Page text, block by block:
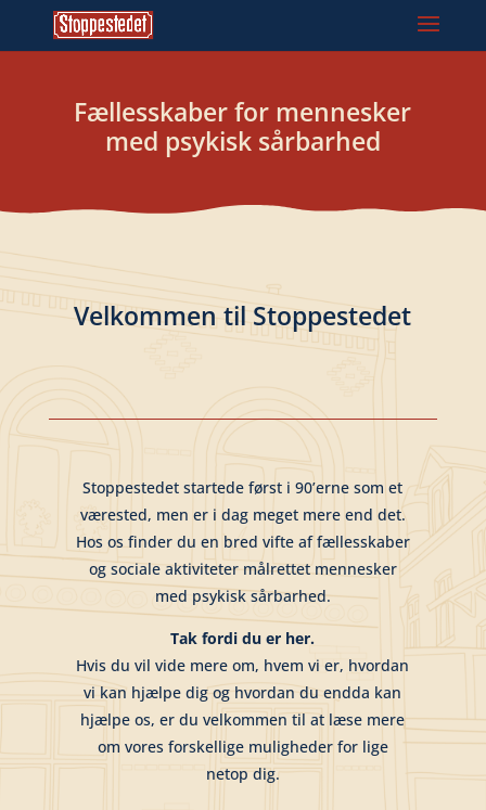
Fællesskaber for mennesker
med psykisk sårbarhed
Velkommen til Stoppestedet
Stoppestedet startede først i 90’erne som et
værested, men er i dag meget mere end det.
Hos os finder du en bred vifte af fællesskaber
og sociale aktiviteter målrettet mennesker
med psykisk sårbarhed.
Tak fordi du er her.
Hvis du vil vide mere om, hvem vi er, hvordan
vi kan hjælpe dig og hvordan du endda kan
hjælpe os, er du velkommen til at læse mere
om vores forskellige muligheder for lige
netop dig.